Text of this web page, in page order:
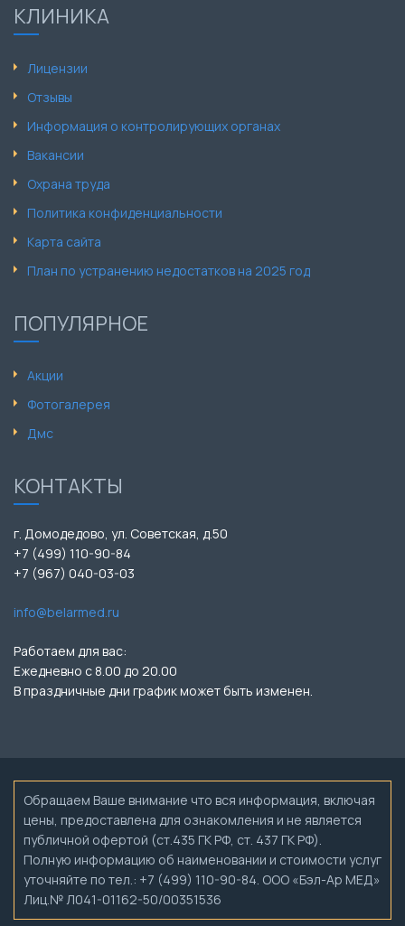
КЛИНИКА
Лицензии
Отзывы
Информация о контролирующих органах
Вакансии
Охрана труда
Политика конфиденциальности
Карта сайта
План по устранению недостатков на 2025 год
ПОПУЛЯРНОЕ
Акции
Фотогалерея
Дмс
КОНТАКТЫ
г. Домодедово, ул. Советская, д.50
+7 (499) 110-90-84
+7 (967) 040-03-03
info@belarmed.ru
Работаем для вас:
Ежедневно с 8.00 до 20.00
В праздничные дни график может быть изменен.
Обращаем Ваше внимание что вся информация, включая
цены, предоставлена для ознакомления и не является
публичной офертой (ст.435 ГК РФ, ст. 437 ГК РФ).
Полную информацию об наименовании и стоимости услуг
уточняйте по тел.: +7 (499) 110-90-84. ООО «Бэл-Ар МЕД»
Лиц.№ Л041-01162-50/00351536